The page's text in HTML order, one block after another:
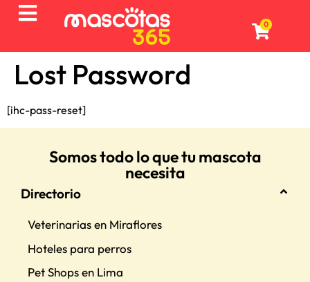
0
Lost Password
[ihc-pass-reset]
Somos todo lo que tu mascota
necesita
Directorio
Veterinarias en Miraflores
Hoteles para perros
Pet Shops en Lima